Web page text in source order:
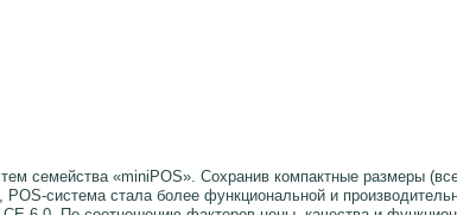
семейства «miniPOS». Сохранив компактные размеры
система стала более функциональной и